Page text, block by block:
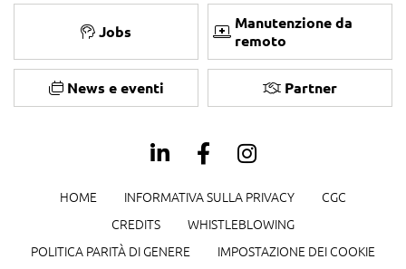
Jobs
Manutenzione da
remoto
News e eventi Partner
HOME INFORMATIVA SULLA PRIVACY
CGC
CREDITS
WHISTLEBLOWING
POLITICA PARITÀ DI GENERE
IMPOSTAZIONE DEI COOKIE